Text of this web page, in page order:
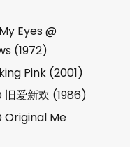
Eyes @
(1972)
Pink (2001)
旧爱新欢 (1986)
Original Me